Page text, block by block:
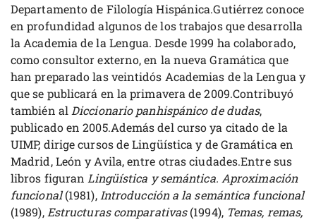
Departamento de Filología Hispánica.Gutiérrez conoce
en profundidad algunos de los trabajos que desarrolla
la Academia de la Lengua. Desde 1999 ha colaborado,
como consultor externo, en la nueva Gramática que
han preparado las veintidós Academias de la Lengua y
que se publicará en la primavera de 2009.Contribuyó
también al Diccionario panhispánico de dudas,
publicado en 2005.Además del curso ya citado de la
UIMP, dirige cursos de Lingüística y de Gramática en
Madrid, León y Avila, entre otras ciudades.Entre sus
libros figuran Lingüística y semántica. Aproximación
funcional(1981), Introducción a la semántica funcional
(1989), Estructuras comparativas(1994), Temas, remas,